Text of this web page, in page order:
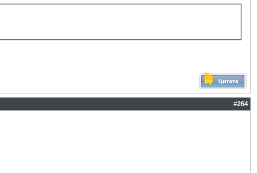
#264